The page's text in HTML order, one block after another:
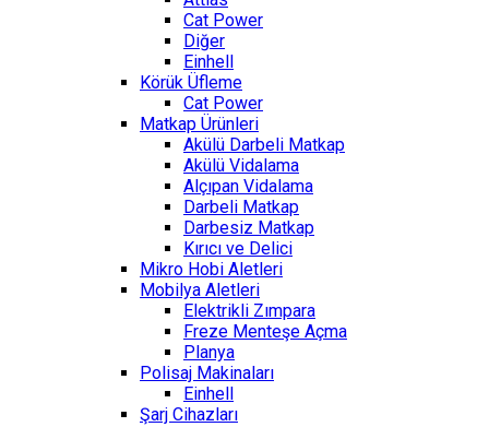
Cat Power
Diğer
Einhell
Körük Üfleme
Cat Power
Matkap Ürünleri
Akülü Darbeli Matkap
Akülü Vidalama
Alçıpan Vidalama
Darbeli Matkap
Darbesiz Matkap
Kırıcı ve Delici
Mikro Hobi Aletleri
Mobilya Aletleri
Elektrikli Zımpara
Freze Menteşe Açma
Planya
Polisaj Makinaları
Einhell
Şarj Cihazları